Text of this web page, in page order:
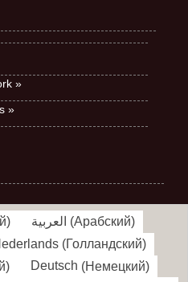
»
»
) العربية (Арабский)
(Голландский)
) Deutsch (Немецкий)